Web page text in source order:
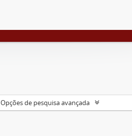
Opções de pesquisa avançada